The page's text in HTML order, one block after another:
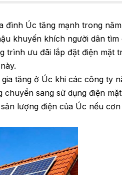
đình Úc tăng mạnh trong
khuyến khích người dân tìm
trình ưu đãi lắp đặt điện mặt
tăng ở Úc khi các công ty
sang sử dụng điện
lượng điện của Úc nếu